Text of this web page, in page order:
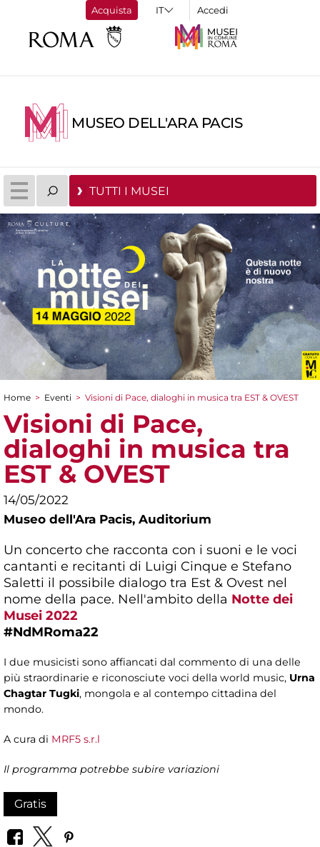
Acquista Accedi
MUSEO DELL'ARA PACIS
TUTTI I MUSEI
Tu sei qui
Home > Eventi > Visioni di Pace, dialoghi in musica tra EST & OVEST
Visioni di Pace,
dialoghi in musica tra
EST & OVEST
14/05/2022
Museo dell'Ara Pacis, Auditorium
Un concerto che racconta con i suoni e le voci
cantanti e recitanti di Luigi Cinque e Stefano
Saletti il possibile dialogo tra Est & Ovest nel
nome della pace. Nell'ambito della Notte dei
Musei 2022
#NdMRoma22
I due musicisti sono affiancati dal commento di una delle
più straordinarie e riconosciute voci della world music, Urna
Chagtar Tugki, mongola e al contempo cittadina del
mondo.
A cura di MRF5 s.r.l
Il programma potrebbe subire variazioni
Gratis